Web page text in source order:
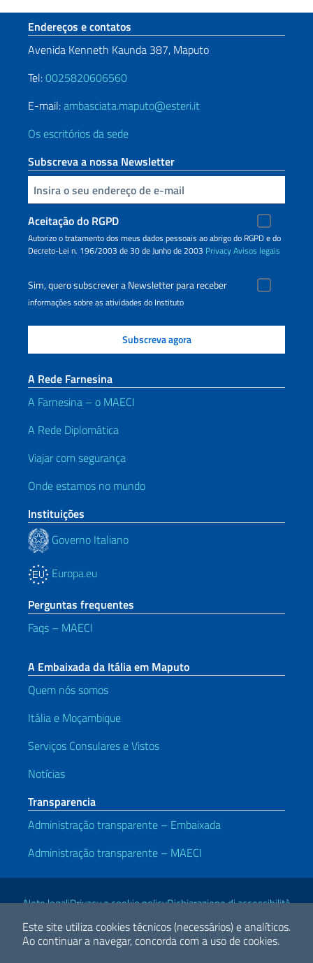
Este site utiliza cookies técnicos (necessários) e analíticos.
Ao continuar a navegar, concorda com a uso de cookies.
Seção de rodapé
Endereços e contatos
Avenida Kenneth Kaunda 387, Maputo
Tel:0025820606560
E-mail:ambasciata.maputo@esteri.it
Os escritórios da sede
Subscreva a nossa Newsletter
Inserisci la tua email
Aceitação do RGPD
Autorizo o tratamento dos meus dados pessoais ao abrigo do RGPD e do
Decreto-Lei n. 196/2003 de 30 de Junho de 2003 PrivacyAvisos legais
Sim, quero subscrever a Newsletter para receber
informações sobre as atividades do Instituto
A Rede Farnesina
A Farnesina – o MAECI
A Rede Diplomática
Viajar com segurança
Onde estamos no mundo
Instituições
Governo Italiano
Europa.eu
Perguntas frequentes
Faqs – MAECI
A Embaixada da Itália em Maputo
Quem nós somos
Itália e Moçambique
Serviços Consulares e Vistos
Notícias
Transparencia
Administração transparente – Embaixada
Administração transparente – MAECI
Links Úteis
Note legaliPrivacy e cookie policyDichiarazione di accessibilità